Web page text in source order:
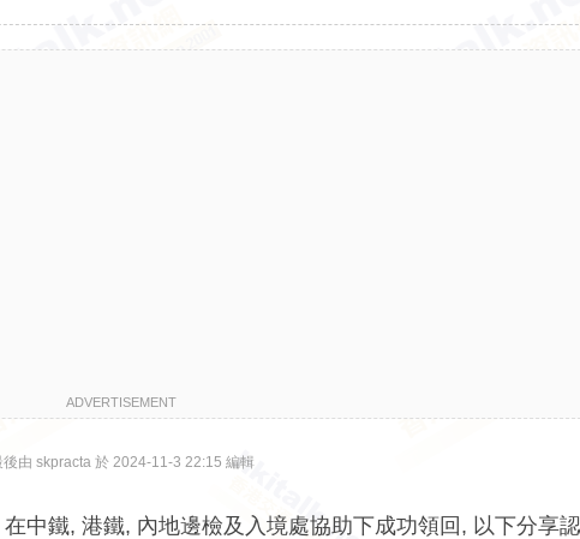
ADVERTISEMENT
後由 skpracta 於 2024-11-3 22:15 編輯
中鐵, 港鐵, 內地邊檢及入境處協助下成功領回, 以下分享